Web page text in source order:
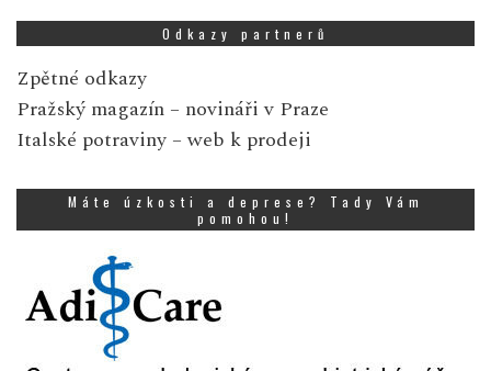
Odkazy partnerů
Zpětné odkazy
Pražský magazín – novináři v Praze
Italské potraviny – web k prodeji
Máte úzkosti a deprese? Tady Vám
pomohou!